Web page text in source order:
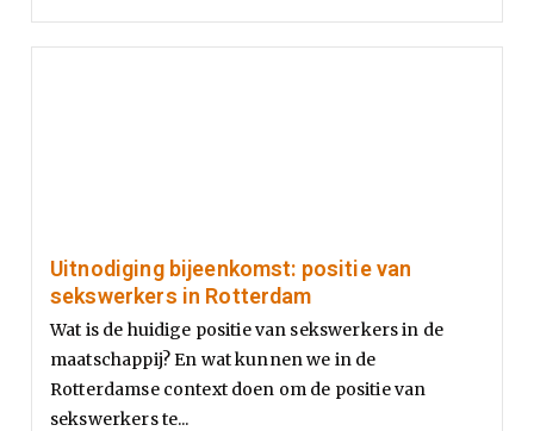
Uitnodiging bijeenkomst: positie van
sekswerkers in Rotterdam
Wat is de huidige positie van sekswerkers in de
maatschappij? En wat kunnen we in de
Rotterdamse context doen om de positie van
sekswerkers te...